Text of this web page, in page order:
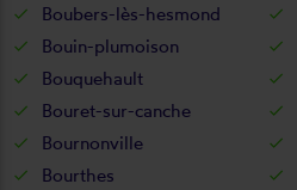
Boubers-lès-hesmond
Bouin-plumoison
Bouquehault
Bouret-sur-canche
Bournonville
Bourthes